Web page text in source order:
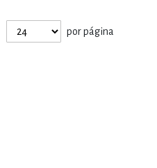
por página